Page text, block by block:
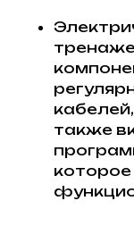
также